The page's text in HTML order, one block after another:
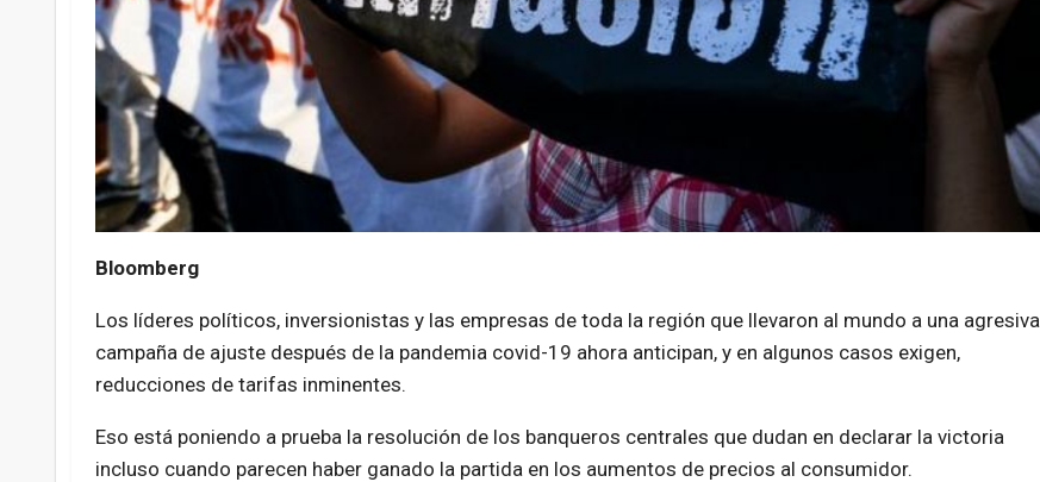
Bloomberg
Los líderes políticos, inversionistas y las empresas de toda la región que llevaron al mundo a una agresiva
campaña de ajuste después de la pandemia covid-19 ahora anticipan, y en algunos casos exigen,
reducciones de tarifas inminentes.
Eso está poniendo a prueba la resolución de los banqueros centrales que dudan en declarar la victoria
incluso cuando parecen haber ganado la partida en los aumentos de precios al consumidor.